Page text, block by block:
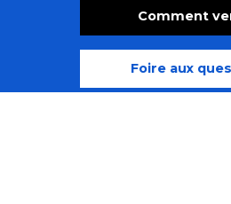
Comment
Foire aux